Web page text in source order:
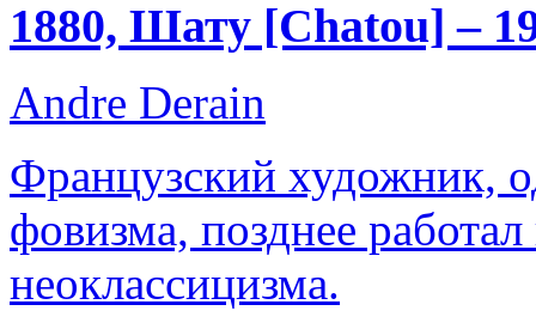
1880, Шату [Chatou] –
Andre Derain
Французский художник,
фовизма, позднее
неоклассицизма.